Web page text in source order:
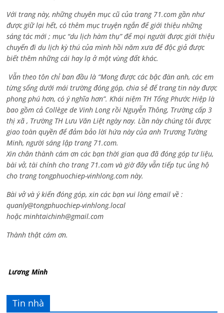
Với trang này, những chuyên mục cũ của trang 71.com gần như
được giữ lại hết, có thêm mục truyện ngắn để giới thiệu những
sáng tác mới ; mục “du lịch hàm thụ” để mọi người được giới thiệu
chuyến đi du lịch kỳ thú của mình hồi năm xưa để độc giả được
biết thêm những cái hay lạ ở một vùng đất khác.
Vẫn theo tôn chỉ ban đầu là “Mong được các bậc đàn anh, các em
từng sống dưới mái trường đóng góp, chia sẻ để trang tin này được
phong phú hơn, có ý nghĩa hơn”. Khái niệm TH Tống Phước Hiệp là
bao gồm cả Collège de Vinh Long rồi Nguyễn Thông, Trường cấp 3
thị xã , Trường TH Lưu Văn Liệt ngày nay. Lần này chúng tôi được
giao toàn quyền để đảm bảo lời hứa này của anh Trương Tường
Minh, người sáng lập trang 71.com.
Xin chân thành cám ơn các bạn thời gian qua đã đóng góp tư liệu,
bài vở, tài chính cho trang 71.com và giờ đây vẫn tiếp tục ủng hộ
cho trang tongphuochiep-vinhlong.com này.
Bài vở và ý kiến đóng góp, xin các bạn vui lòng email về :
quanly@tongphuochiep-vinhlong.local
hoặcminhtaichinh@gmail.com
Thành thật cám ơn.
Lương Minh
Tin nhà